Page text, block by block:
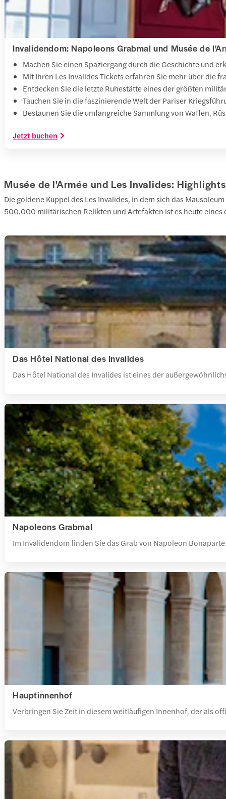
Invalidendom: Napoleons Grabmal und Musée de
Machen Sie einen Spaziergang durch die Geschichte und
Mit Ihren Les Invalides Tickets erfahren Sie mehr über die
Entdecken Sie die letzte Ruhestätte eines der größten
Tauchen Sie in die faszinierende Welt der Pariser
Bestaunen Sie die umfangreiche Sammlung von Waffen,
Jetzt buchen
Musée de l'Armée und Les Invalides: Highlights
Die goldene Kuppel des Les Invalides, in dem sich das
500.000 militärischen Relikten und Artefakten ist es heute
Das Hôtel National des Invalides
Das Hôtel National des Invalides ist eines der
Napoleons Grabmal
Im Invalidendom finden Sie das Grab von Napoleon
Hauptinnenhof
Verbringen Sie Zeit in diesem weitläufigen Innenhof, der als